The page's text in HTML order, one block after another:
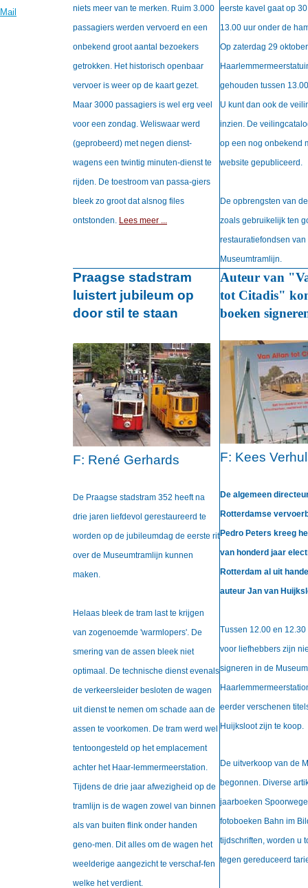
Mail
niets meer van te merken. Ruim 3.000
passagiers werden vervoerd en een
onbekend groot aantal bezoekers
getrokken. Het historisch openbaar
vervoer is weer op de kaart gezet.
Maar 3000 passagiers is wel erg veel
voor een zondag. Weliswaar werd
(geprobeerd) met negen dienst-
wagens een twintig minuten-dienst te
rijden. De toestroom van passa-giers
bleek zo groot dat alsnog files
ontstonden. Lees meer ...
eerste kavel gaat op
13.00 uur onder de
Op zaterdag 29
gehouden tussen
U kunt dan ook de
inzien. De
op een nog onbekend
website gepubliceerd.
De opbrengsten van
zoals gebruikelijk ten
restauratiefondsen van
Museumtramlijn.
Praagse stadstram
luistert jubileum op
door stil te staan
F: René Gerhards
De Praagse stadstram 352 heeft na
drie jaren liefdevol gerestaureerd te
worden op de jubileumdag de eerste rit
over de Museumtramlijn kunnen
maken.
Helaas bleek de tram last te krijgen
van zogenoemde 'warmlopers'. De
smering van de assen bleek niet
optimaal. De technische dienst evenals
de verkeersleider besloten de wagen
uit dienst te nemen om schade aan de
assen te voorkomen. De tram werd wel
tentoongesteld op het emplacement
achter het Haar-lemmermeerstation.
Tijdens de drie jaar afwezigheid op de
tramlijn is de wagen zowel van binnen
als van buiten flink onder handen
geno-men. Dit alles om de wagen het
weelderige aangezicht te verschaf-fen
welke het verdient.
Auteur van
tot Citadis"
boeken
F: Kees
De algemeen
Rotterdamse
Pedro Peters kreeg
van honderd jaar
Rotterdam al uit
auteur Jan van
Tussen 12.00 en
voor liefhebbers zijn
signeren in de
eerder verschenen
Huijksloot zijn te koop.
De uitverkoop van de
begonnen. Diverse
jaarboeken
fotoboeken Bahn im
tijdschriften, worden u
tegen gereduceerd